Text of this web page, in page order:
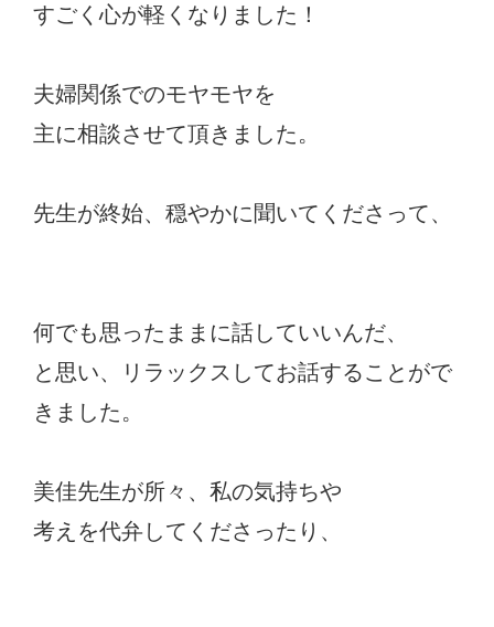
すごく心が軽くなりました！
夫婦関係でのモヤモヤを
主に相談させて頂きました。
先生が終始、穏やかに聞いてくださって、
何でも思ったままに話していいんだ、
と思い、リラックスしてお話することがで
きました。
美佳先生が所々、私の気持ちや
考えを代弁してくださったり、